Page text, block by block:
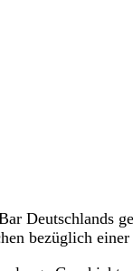
Deutschlands
bezüglich